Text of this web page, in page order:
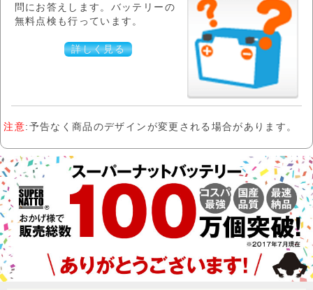
問にお答えします。バッテリーの
無料点検も行っています。
詳しく見る
注意:予告なく商品のデザインが変更される場合があります。